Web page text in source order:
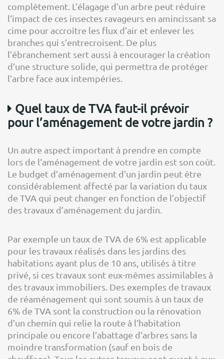
complètement. L’élagage d’un arbre peut réduire
l’impact de ces insectes ravageurs en amincissant sa
cime pour accroître les flux d’air et enlever les
branches qui s’entrecroisent. De plus
l’ébranchement sert aussi à encourager la création
d’une structure solide, qui permettra de protéger
l’arbre face aux intempéries.
Quel taux de TVA faut-il prévoir
pour l’aménagement de votre jardin ?
Un autre aspect important à prendre en compte
lors de l’aménagement de votre jardin est son coût.
Le budget d’aménagement d’un jardin peut être
considérablement affecté par la variation du taux
de TVA qui peut changer en fonction de l’objectif
des travaux d’aménagement du jardin.
Par exemple un taux de TVA de 6% est applicable
pour les travaux réalisés dans les jardins des
habitations ayant plus de 10 ans, utilisés à titre
privé, si ces travaux sont eux-mêmes assimilables à
des travaux immobiliers. Des exemples de travaux
de réaménagement qui sont soumis à un taux de
6% de TVA sont la construction ou la rénovation
d’un chemin qui relie la route à l’habitation
principale ou encore l’abattage d’arbres sans la
moindre transformation (sauf en bois de